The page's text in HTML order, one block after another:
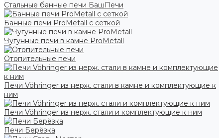
Стальные банные печи БашПечи
Банные печи ProMetall с сеткой
Чугунные печи в камне ProMetall
Отопительные печи
Печи Vöhringer из нерж. стали в камне и комплектующие к
ним
Печи Vöhringer из нерж. стали и комплектующие к ним
Печи Берёзка